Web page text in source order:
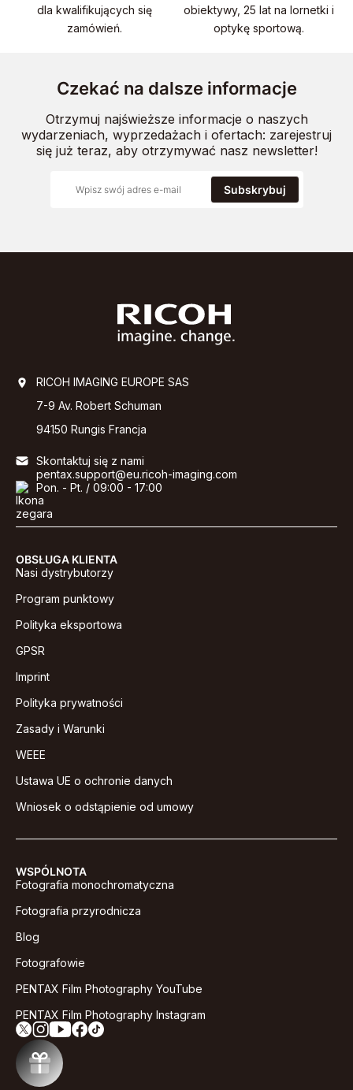
dla kwalifikujących się
zamówień.
obiektywy, 25 lat na lornetki i
optykę sportową.
Czekać na dalsze informacje
Otrzymuj najświeższe informacje o naszych
wydarzeniach, wyprzedażach i ofertach: zarejestruj
się już teraz, aby otrzymywać nasz newsletter!
Subskrybuj
RICOH IMAGING EUROPE SAS
7-9 Av. Robert Schuman
94150 Rungis Francja
Skontaktuj się z nami
pentax.support@eu.ricoh-imaging.com
Pon. - Pt. / 09:00 - 17:00
OBSŁUGA KLIENTA
Nasi dystrybutorzy
Program punktowy
Polityka eksportowa
GPSR
Imprint
Polityka prywatności
Zasady i Warunki
WEEE
Ustawa UE o ochronie danych
Wniosek o odstąpienie od umowy
WSPÓLNOTA
Fotografia monochromatyczna
Fotografia przyrodnicza
Blog
Fotografowie
PENTAX Film Photography YouTube
PENTAX Film Photography Instagram